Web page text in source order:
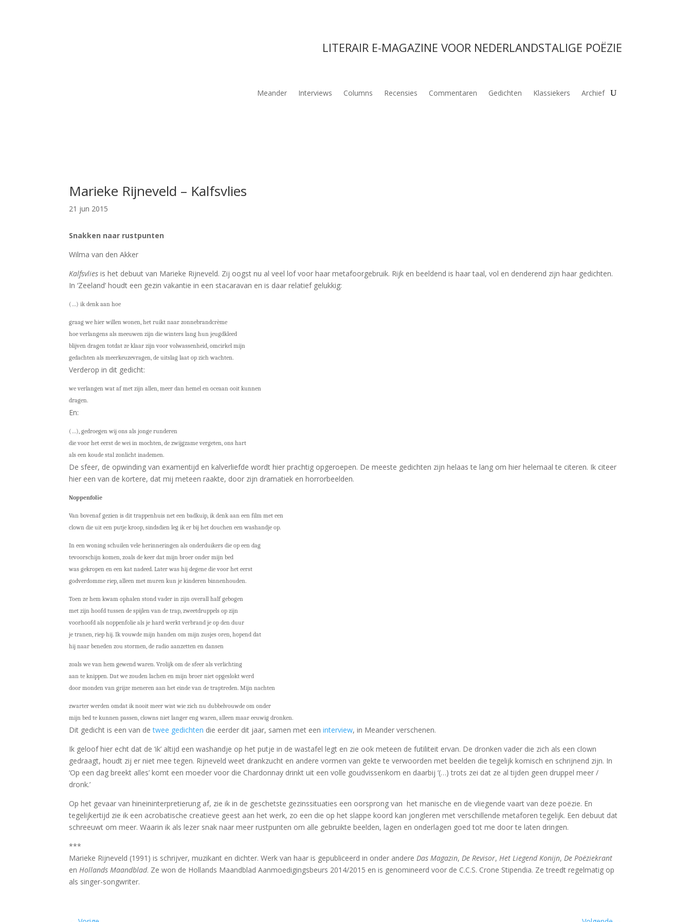
LITERAIR E-MAGAZINE VOOR NEDERLANDSTALIGE POËZIE
Meander Interviews Columns Recensies Commentaren Gedichten Klassiekers Archief
Marieke Rijneveld – Kalfsvlies
21 jun 2015
Snakken naar rustpunten
Wilma van den Akker
Kalfsvliesis het debuut van Marieke Rijneveld. Zij oogst nu al veel lof voor haar metafoorgebruik. Rijk en beeldend is haar taal, vol en denderend zijn haar gedichten.
In ‘Zeeland’ houdt een gezin vakantie in een stacaravan en is daar relatief gelukkig:
(…) ik denk aan hoe
graag we hier willen wonen, het ruikt naar zonnebrandcrème
hoe verlangens als meeuwen zijn die winters lang hun jeugdkleed
blijven dragen totdat ze klaar zijn voor volwassenheid, omcirkel mijn
gedachten als meerkeuzevragen, de uitslag laat op zich wachten.
Verderop in dit gedicht:
we verlangen wat af met zijn allen, meer dan hemel en oceaan ooit kunnen
dragen.
En:
(…), gedroegen wij ons als jonge runderen
die voor het eerst de wei in mochten, de zwijgzame vergeten, ons hart
als een koude stal zonlicht inademen.
De sfeer, de opwinding van examentijd en kalverliefde wordt hier prachtig opgeroepen. De meeste gedichten zijn helaas te lang om hier helemaal te citeren. Ik citeer
hier een van de kortere, dat mij meteen raakte, door zijn dramatiek en horrorbeelden.
Noppenfolie
Van bovenaf gezien is dit trappenhuis net een badkuip, ik denk aan een film met een
clown die uit een putje kroop, sindsdien leg ik er bij het douchen een washandje op.
In een woning schuilen vele herinneringen als onderduikers die op een dag
tevoorschijn komen, zoals de keer dat mijn broer onder mijn bed
was gekropen en een kat nadeed. Later was hij degene die voor het eerst
godverdomme riep, alleen met muren kun je kinderen binnenhouden.
Toen ze hem kwam ophalen stond vader in zijn overall half gebogen
met zijn hoofd tussen de spijlen van de trap, zweetdruppels op zijn
voorhoofd als noppenfolie als je hard werkt verbrand je op den duur
je tranen, riep hij. Ik vouwde mijn handen om mijn zusjes oren, hopend dat
hij naar beneden zou stormen, de radio aanzetten en dansen
zoals we van hem gewend waren. Vrolijk om de sfeer als verlichting
aan te knippen. Dat we zouden lachen en mijn broer niet opgeslokt werd
door monden van grijze meneren aan het einde van de traptreden. Mijn nachten
zwarter werden omdat ik nooit meer wist wie zich nu dubbelvouwde om onder
mijn bed te kunnen passen, clowns niet langer eng waren, alleen maar eeuwig dronken.
Dit gedicht is een van detwee gedichten die eerder dit jaar, samen met eeninterview, in Meander verschenen.
Ik geloof hier echt dat de ‘ik’ altijd een washandje op het putje in de wastafel legt en zie ook meteen de futiliteit ervan. De dronken vader die zich als een clown
gedraagt, houdt zij er niet mee tegen. Rijneveld weet drankzucht en andere vormen van gekte te verwoorden met beelden die tegelijk komisch en schrijnend zijn. In
‘Op een dag breekt alles’ komt een moeder voor die Chardonnay drinkt uit een volle goudvissenkom en daarbij ‘(…) trots zei dat ze al tijden geen druppel meer /
dronk.’
Op het gevaar van hineininterpretierung af, zie ik in de geschetste gezinssituaties een oorsprong van het manische en de vliegende vaart van deze poëzie. En
tegelijkertijd zie ik een acrobatische creatieve geest aan het werk, zo een die op het slappe koord kan jongleren met verschillende metaforen tegelijk. Een debuut dat
schreeuwt om meer. Waarin ik als lezer snak naar meer rustpunten om alle gebruikte beelden, lagen en onderlagen goed tot me door te laten dringen.
***
Marieke Rijneveld (1991) is schrijver, muzikant en dichter. Werk van haar is gepubliceerd in onder andereDas Magazin,De Revisor,Het Liegend Konijn,De Poëziekrant
enHollands Maandblad. Ze won de Hollands Maandblad Aanmoedigingsbeurs 2014/2015 en is genomineerd voor de C.C.S. Crone Stipendia. Ze treedt regelmatig op
als singer-songwriter.